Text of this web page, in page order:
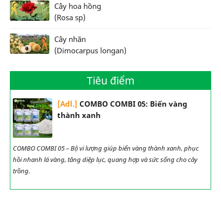
Cây hoa hồng
(Rosa sp)
Cây nhãn
(Dimocarpus longan)
Tiêu điểm
[Adl.] COMBO COMBI 05: Biến vàng
thành xanh
COMBO COMBI 05 – Bộ vi lượng giúp biến vàng thành xanh, phục
hồi nhanh lá vàng, tăng diệp lục, quang hợp và sức sống cho cây
trồng.